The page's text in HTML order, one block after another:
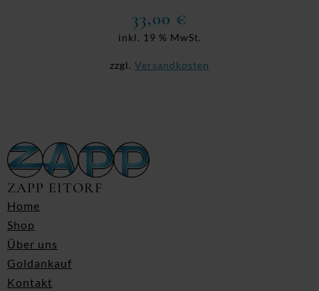
33,00 €
inkl. 19 % MwSt.
zzgl. Versandkosten
ZAPP EITORF
Home
Shop
Über uns
Goldankauf
Kontakt